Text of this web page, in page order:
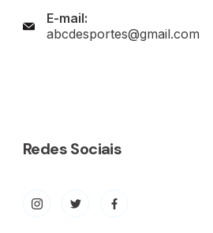
E-mail:
abcdesportes@gmail.com
Redes Sociais